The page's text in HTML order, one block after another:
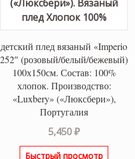
детский плед вязаный «Imperio
252″ (розовый/белый/бежевый)
100х150см. Состав: 100%
хлопок. Производство:
«Luxbery» («Люксбери»),
Португалия
5,450₽
Быстрый просмотр